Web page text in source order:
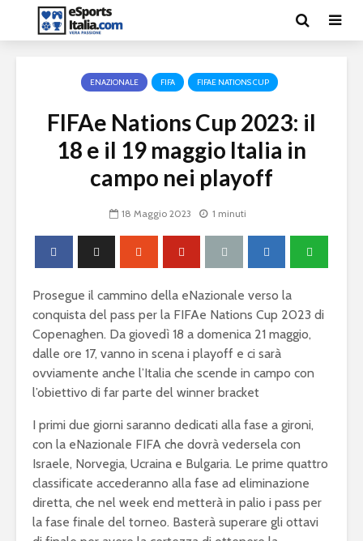
ENAZIONALE FIFA FIFAE NATIONS CUP
FIFAe Nations Cup 2023: il
18 e il 19 maggio Italia in
campo nei playoff
18 Maggio 2023 1 minuti
Prosegue il cammino della eNazionale verso la
conquista del pass per la FIFAe Nations Cup 2023 di
Copenaghen. Da giovedì 18 a domenica 21 maggio,
dalle ore 17, vanno in scena i playoff e ci sarà
ovviamente anche l’Italia che scende in campo con
l’obiettivo di far parte del winner bracket
I primi due giorni saranno dedicati alla fase a gironi,
con la eNazionale FIFA che dovrà vedersela con
Israele, Norvegia, Ucraina e Bulgaria. Le prime quattro
classificate accederanno alla fase ad eliminazione
diretta, che nel week end metterà in palio i pass per
la fase finale del torneo. Basterà superare gli ottavi